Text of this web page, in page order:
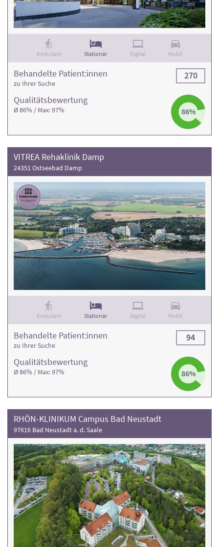
Ambulant Stationär Digital Mobil
Qualitäts­bewertung
Ø 86% / Max: 97% 86%
Behandelte Patient:innen
zu Ihrer Suche
270
VITREA Rehaklinik Damp
24351 Ostseebad Damp
Ambulant Stationär Digital Mobil
Qualitäts­bewertung
Ø 86% / Max: 97% 86%
Behandelte Patient:innen
zu Ihrer Suche
94
RHÖN-KLINIKUM Campus Bad Neustadt
97616 Bad Neustadt a. d. Saale